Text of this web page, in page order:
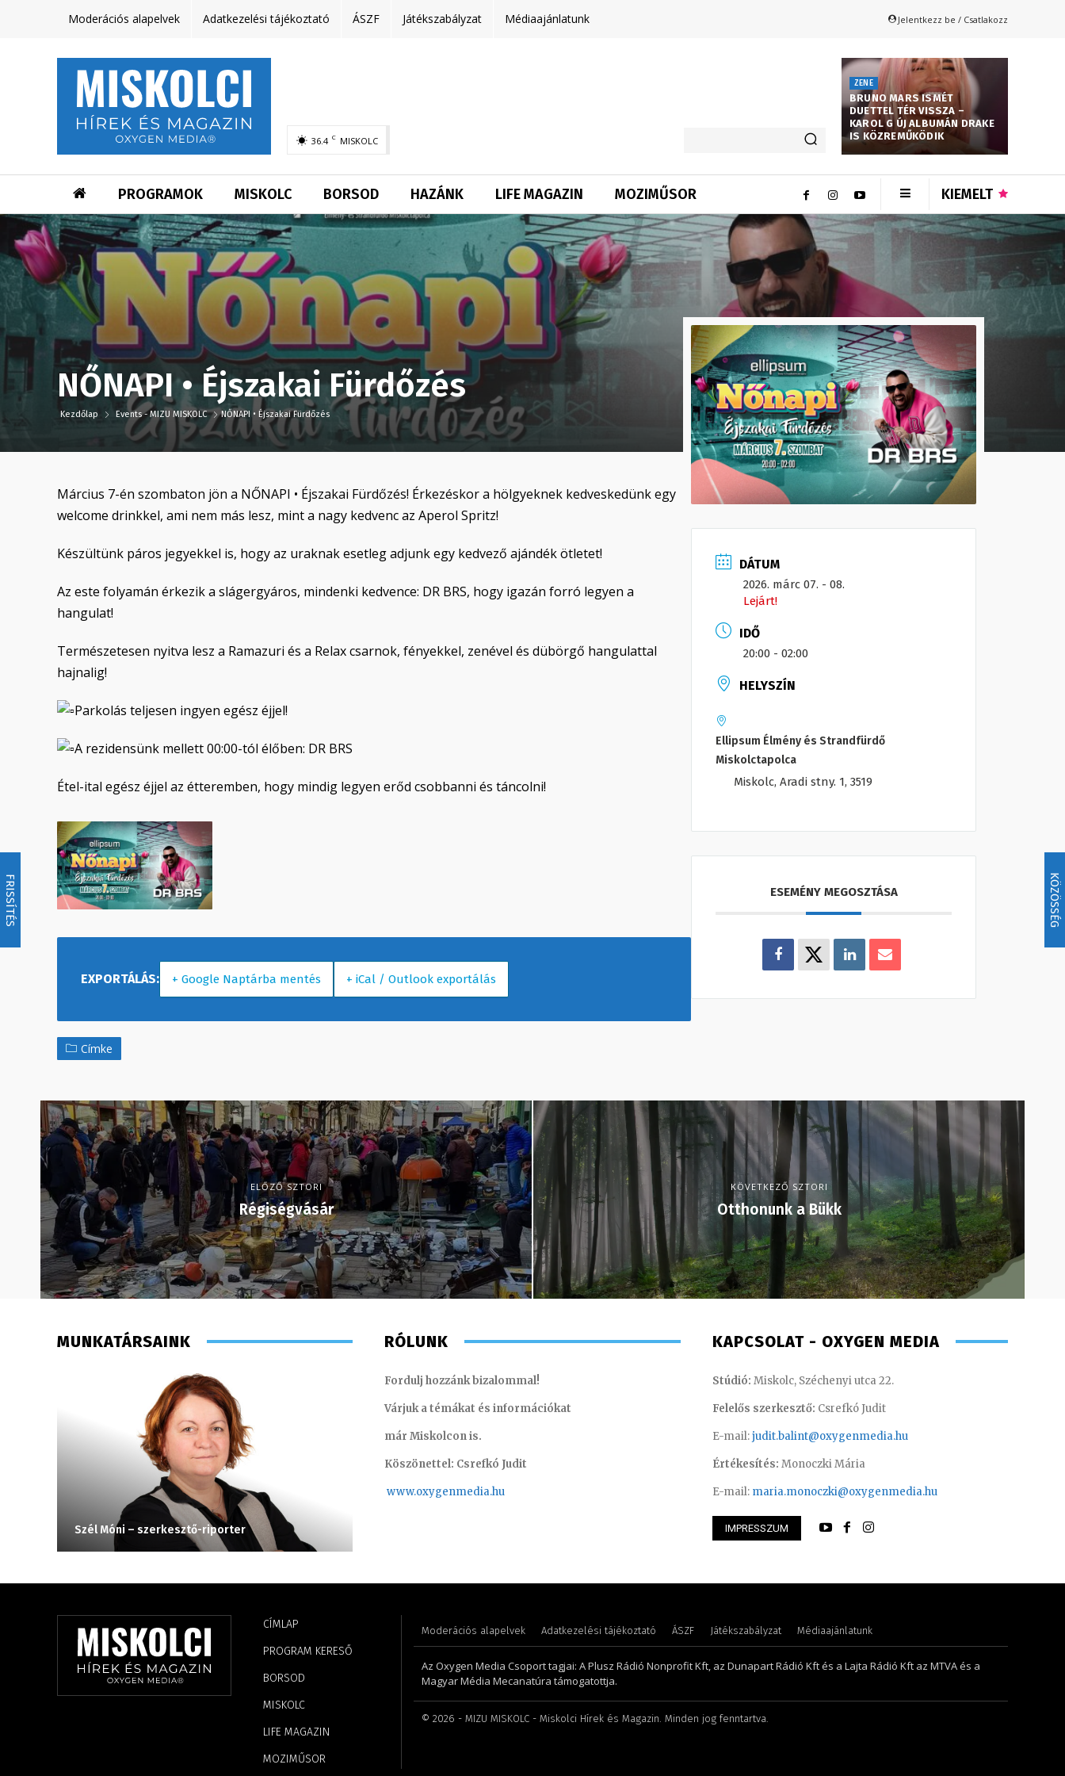
FRISSÍTÉS KÖZÖSSÉG
Moderációs alapelvek Adatkezelési tájékoztató ÁSZF Játékszabályzat Médiaajánlatunk Jelentkezz be / Csatlakozz
36.4 C MISKOLC
ZENE
BRUNO MARS ISMÉT
DUETTEL TÉR VISSZA –
KAROL G ÚJ ALBUMÁN DRAKE
IS KÖZREMŰKÖDIK
PROGRAMOK MISKOLC BORSOD HAZÁNK LIFE MAGAZIN MOZIMŰSOR KIEMELT
NŐNAPI • Éjszakai Fürdőzés
Kezdőlap Events - MIZU MISKOLC NŐNAPI • Éjszakai Fürdőzés
Március 7-én szombaton jön a NŐNAPI • Éjszakai Fürdőzés! Érkezéskor a hölgyeknek kedveskedünk egy
welcome drinkkel, ami nem más lesz, mint a nagy kedvenc az Aperol Spritz!
Készültünk páros jegyekkel is, hogy az uraknak esetleg adjunk egy kedvező ajándék ötletet!
Az este folyamán érkezik a slágergyáros, mindenki kedvence: DR BRS, hogy igazán forró legyen a
hangulat!
Természetesen nyitva lesz a Ramazuri és a Relax csarnok, fényekkel, zenével és dübörgő hangulattal
hajnalig!
Parkolás teljesen ingyen egész éjjel!
A rezidensünk mellett 00:00-tól élőben: DR BRS
Étel-ital egész éjjel az étteremben, hogy mindig legyen erőd csobbanni és táncolni!
+ Google Naptárba mentés + iCal / Outlook exportálás
Címke
DÁTUM
2026. márc 07. - 08.
Lejárt!
IDŐ
20:00 - 02:00
HELYSZÍN
Ellipsum Élmény és Strandfürdő
Miskolctapolca
Miskolc, Aradi stny. 1, 3519
ESEMÉNY MEGOSZTÁSA
ELŐZŐ SZTORI
Régiségvásár
KÖVETKEZŐ SZTORI
Otthonunk a Bükk
MUNKATÁRSAINK
Szél Móni – szerkesztő-riporter Juhászné M. Veronika – könyvelő
RÓLUNK
Fordulj hozzánk bizalommal!
Várjuk a témákat és információkat
már Miskolcon is.
Köszönettel: Csrefkó Judit
www.oxygenmedia.hu
KAPCSOLAT - OXYGEN MEDIA
Stúdió: Miskolc, Széchenyi utca 22.
Felelős szerkesztő: Csrefkó Judit
E-mail:judit.balint@oxygenmedia.hu
Értékesítés: Monoczki Mária
E-mail: maria.monoczki@oxygenmedia.hu
IMPRESSZUM
CÍMLAP
PROGRAM KERESŐ
BORSOD
MISKOLC
LIFE MAGAZIN
MOZIMŰSOR
Moderációs alapelvek Adatkezelési tájékoztató ÁSZF Játékszabályzat Médiaajánlatunk
Az Oxygen Media Csoport tagjai: A Plusz Rádió Nonprofit Kft, az Dunapart Rádió Kft és a Lajta Rádió Kft az MTVA és a
Magyar Média Mecanatúra támogatottja.
© 2026 - MIZU MISKOLC - Miskolci Hírek és Magazin. Minden jog fenntartva.